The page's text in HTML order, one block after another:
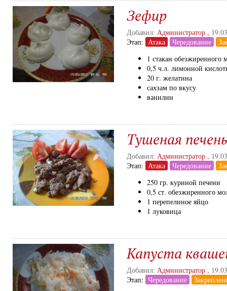
Зефир
Добавил: Администратор ,
Этап: Атака Чередование
1 стакан обезжиренного
0,5 ч.л. лимонной
20 г. желатина
сахзам по вкусу
ванилин
Тушеная печень
Добавил: Администратор ,
Этап: Атака Чередование
250 гр. куриной печени
0,5 ст. обезжиренного
1 перепелиное яйцо
1 луковица
Капуста
Добавил: Администратор ,
Этап: Чередование